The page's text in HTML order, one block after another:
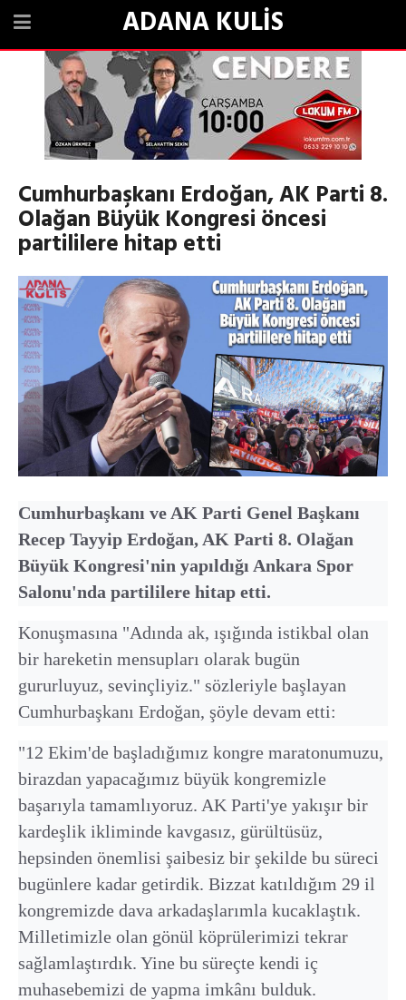
ADANA KULİS
Cumhurbaşkanı Erdoğan, AK Parti 8.
Olağan Büyük Kongresi öncesi
partililere hitap etti
Cumhurbaşkanı ve AK Parti Genel Başkanı
Recep Tayyip Erdoğan, AK Parti 8. Olağan
Büyük Kongresi'nin yapıldığı Ankara Spor
Salonu'nda partililere hitap etti.
Konuşmasına "Adında ak, ışığında istikbal olan
bir hareketin mensupları olarak bugün
gururluyuz, sevinçliyiz." sözleriyle başlayan
Cumhurbaşkanı Erdoğan, şöyle devam etti:
"12 Ekim'de başladığımız kongre maratonumuzu,
birazdan yapacağımız büyük kongremizle
başarıyla tamamlıyoruz. AK Parti'ye yakışır bir
kardeşlik ikliminde kavgasız, gürültüsüz,
hepsinden önemlisi şaibesiz bir şekilde bu süreci
bugünlere kadar getirdik. Bizzat katıldığım 29 il
kongremizde dava arkadaşlarımla kucaklaştık.
Milletimizle olan gönül köprülerimizi tekrar
sağlamlaştırdık. Yine bu süreçte kendi iç
muhasebemizi de yapma imkânı bulduk.